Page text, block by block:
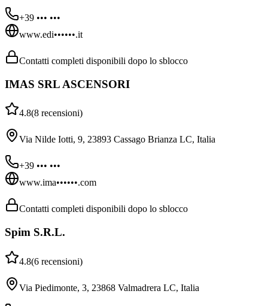
+39 ••• •••
www.edi••••••.it
Contatti completi disponibili dopo lo sblocco
IMAS SRL ASCENSORI
4.8(8 recensioni)
Via Nilde Iotti, 9, 23893 Cassago Brianza LC, Italia
+39 ••• •••
www.ima••••••.com
Contatti completi disponibili dopo lo sblocco
Spim S.R.L.
4.8(6 recensioni)
Via Piedimonte, 3, 23868 Valmadrera LC, Italia